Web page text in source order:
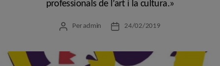
professionals de l’art i la cultura.»
Autor
Per admin
Data24/02/2019